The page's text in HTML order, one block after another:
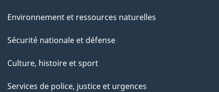
Environnement et ressources naturelles
Sécurité nationale et défense
Culture, histoire et sport
Services de police, justice et urgences